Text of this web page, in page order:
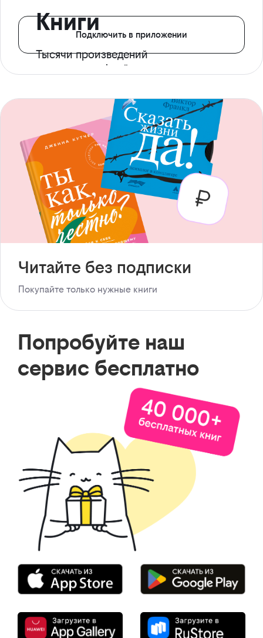
Книги
Тысячи произведений
с доступом офлайн
Подключить в приложении
Читайте без подписки
Покупайте только нужные книги
Попробуйте наш
сервис бесплатно